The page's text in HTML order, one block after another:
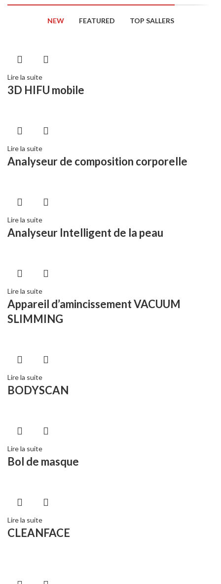
NEW FEATURED TOP SALLERS
Lire la suite
3D HIFU mobile
Lire la suite
Analyseur de composition corporelle
Lire la suite
Analyseur Intelligent de la peau
Lire la suite
Appareil d’amincissement VACUUM
SLIMMING
Lire la suite
BODYSCAN
Lire la suite
Bol de masque
Lire la suite
CLEANFACE